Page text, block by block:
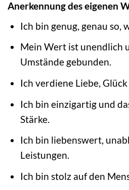
Anerkennung des eigenen
Ich bin genug, genau so,
Mein Wert ist unendlich
Umstände gebunden.
Ich verdiene Liebe,
Ich bin einzigartig und
Stärke.
Ich bin liebenswert,
Leistungen.
Ich bin stolz auf den